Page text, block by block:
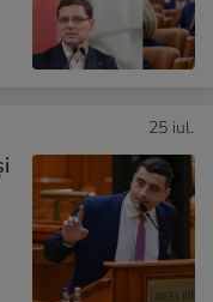
25 iul.